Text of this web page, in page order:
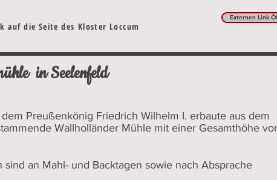
auf die Seite des Kloster Loccum
Externen Link
in Seelenfeld
Preußenkönig Friedrich Wilhelm I. erbaute aus dem
Wallholländer Mühle mit einer Gesamthöhe
sind an Mahl- und Backtagen sowie nach Absprache